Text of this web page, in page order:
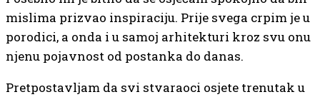
mislima prizvao inspiraciju. Prije svega crpim je u
porodici, a onda i u samoj arhitekturi kroz svu onu
njenu pojavnost od postanka do danas.
Pretpostavljam da svi stvaraoci osjete trenutak u